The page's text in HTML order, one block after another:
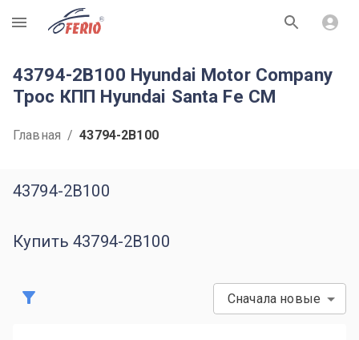
R
43794-2B100 Hyundai Motor Company
Трос КПП Hyundai Santa Fe CM
Главная / 43794-2B100
43794-2B100
Купить 43794-2B100
Сначала новые